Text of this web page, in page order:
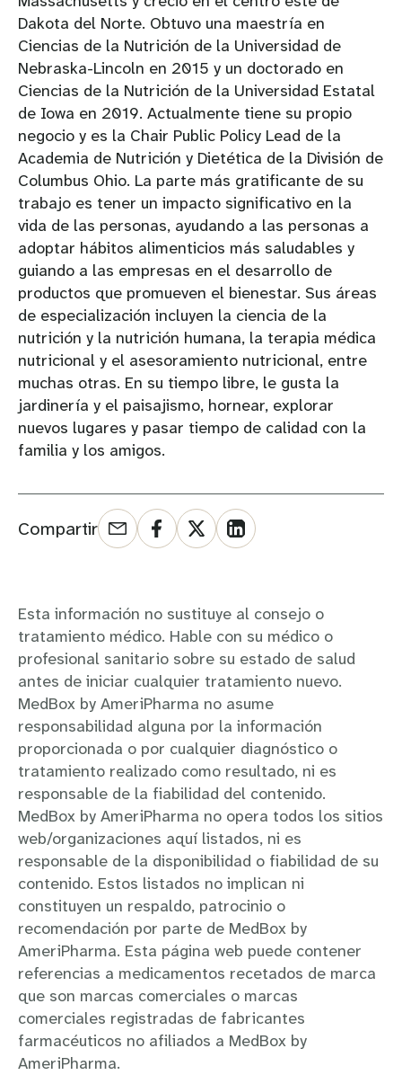
Dakota del Norte. Obtuvo una maestría en
Ciencias de la Nutrición de la Universidad de
Nebraska-Lincoln en 2015 y un doctorado en
Ciencias de la Nutrición de la Universidad Estatal
de Iowa en 2019. Actualmente tiene su propio
negocio y es la Chair Public Policy Lead de la
Academia de Nutrición y Dietética de la División de
Columbus Ohio. La parte más gratificante de su
trabajo es tener un impacto significativo en la
vida de las personas, ayudando a las personas a
adoptar hábitos alimenticios más saludables y
guiando a las empresas en el desarrollo de
productos que promueven el bienestar. Sus áreas
de especialización incluyen la ciencia de la
nutrición y la nutrición humana, la terapia médica
nutricional y el asesoramiento nutricional, entre
muchas otras. En su tiempo libre, le gusta la
jardinería y el paisajismo, hornear, explorar
nuevos lugares y pasar tiempo de calidad con la
familia y los amigos.
Compartir
Esta información no sustituye al consejo o
tratamiento médico. Hable con su médico o
profesional sanitario sobre su estado de salud
antes de iniciar cualquier tratamiento nuevo.
MedBox by AmeriPharma no asume
responsabilidad alguna por la información
proporcionada o por cualquier diagnóstico o
tratamiento realizado como resultado, ni es
responsable de la fiabilidad del contenido.
MedBox by AmeriPharma no opera todos los sitios
web/organizaciones aquí listados, ni es
responsable de la disponibilidad o fiabilidad de su
contenido. Estos listados no implican ni
constituyen un respaldo, patrocinio o
recomendación por parte de MedBox by
AmeriPharma. Esta página web puede contener
referencias a medicamentos recetados de marca
que son marcas comerciales o marcas
comerciales registradas de fabricantes
farmacéuticos no afiliados a MedBox by
AmeriPharma.